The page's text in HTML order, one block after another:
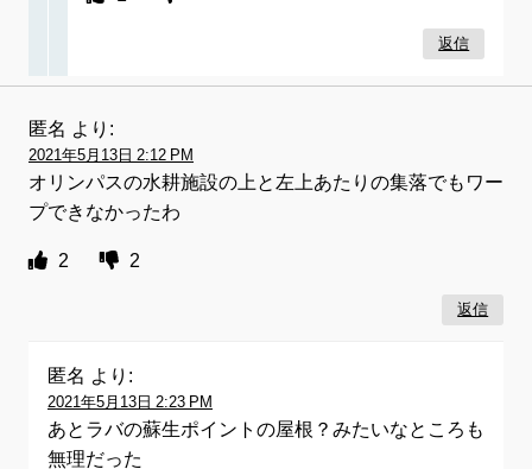
返信
匿名 より:
2021年5月13日 2:12 PM
オリンパスの水耕施設の上と左上あたりの集落でもワー
プできなかったわ
2 2
返信
匿名 より:
2021年5月13日 2:23 PM
あとラバの蘇生ポイントの屋根？みたいなところも
無理だった